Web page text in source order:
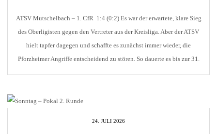
ATSV Mutschelbach – 1. CfR 1:4 (0:2) Es war der erwartete, klare Sieg
des Oberligisten gegen den Vertreter aus der Kreisliga. Aber der ATSV
hielt tapfer dagegen und schaffte es zunächst immer wieder, die
Pforzheimer Angriffe entscheidend zu stören. So dauerte es bis zur 31.
24. JULI 2026